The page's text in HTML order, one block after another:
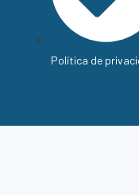
Política de